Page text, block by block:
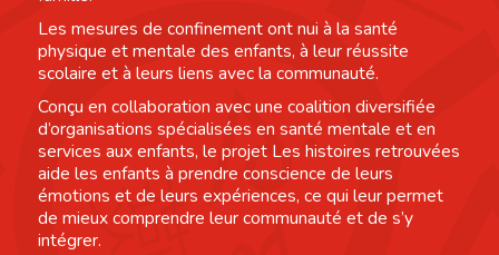
Les mesures de confinement ont nui à la santé
physique et mentale des enfants, à leur réussite
scolaire et à leurs liens avec la communauté.
Conçu en collaboration avec une coalition diversifiée
d’organisations spécialisées en santé mentale et en
services aux enfants, le projet Les histoires retrouvées
aide les enfants à prendre conscience de leurs
émotions et de leurs expériences, ce qui leur permet
de mieux comprendre leur communauté et de s’y
intégrer.